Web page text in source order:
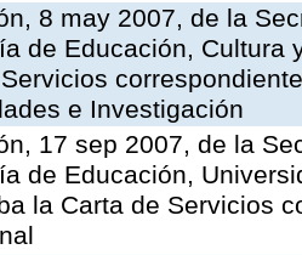
8 may 2007, de la
de Educación, Cultura
e Investigación
17 sep 2007, de la
de Educación,
la Carta de Servicios